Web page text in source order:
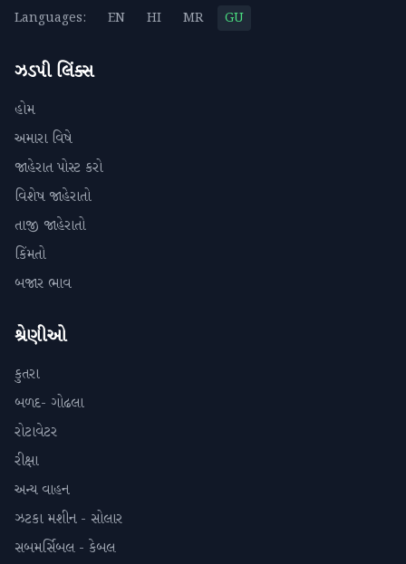
Languages: EN HI MR GU
ઝડપી લિંક્સ
હોમ
અમારા વિષે
જાહેરાત પોસ્ટ કરો
વિશેષ જાહેરાતો
તાજી જાહેરાતો
કિંમતો
બજાર ભાવ
શ્રેણીઓ
કુતરા
બળદ- ગોઢલા
રોટાવેટર
રીક્ષા
અન્ય વાહન
ઝટકા મશીન - સોલાર
સબમર્સિબલ - કેબલ